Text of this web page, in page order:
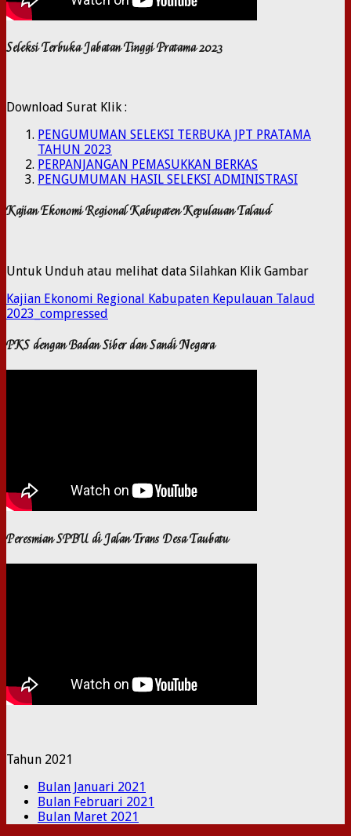
Seleksi Terbuka Jabatan Tinggi Pratama 2023
Download Surat Klik :
PENGUMUMAN SELEKSI TERBUKA JPT PRATAMA
TAHUN 2023
PERPANJANGAN PEMASUKKAN BERKAS
PENGUMUMAN HASIL SELEKSI ADMINISTRASI
Kajian Ekonomi Regional Kabupaten Kepulauan Talaud
Untuk Unduh atau melihat data Silahkan Klik Gambar
Kajian Ekonomi Regional Kabupaten Kepulauan Talaud
2023_compressed
PKS dengan Badan Siber dan Sandi Negara
Peresmian SPBU di Jalan Trans Desa Taubatu
Tahun 2021
Bulan Januari 2021
Bulan Februari 2021
Bulan Maret 2021